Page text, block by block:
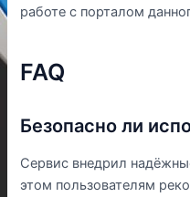
работе с порталом
FAQ
Безопасно ли
Сервис внедрил
этом пользователям